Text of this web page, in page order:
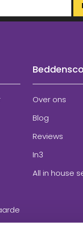
Over ons
Blog
Reviews
In3
All in house